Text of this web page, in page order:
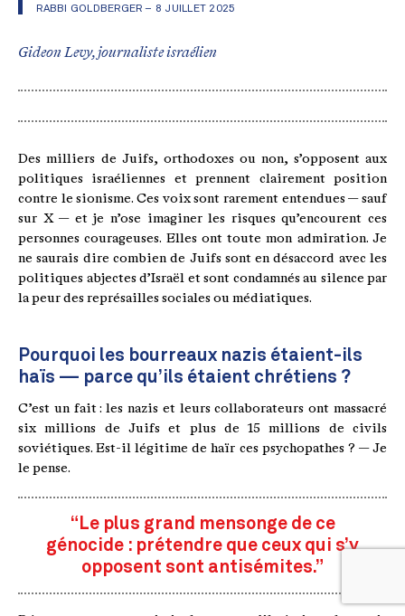
RABBI GOLDBERGER – 8 JUILLET 2025
Gideon Levy, journaliste israélien
Des milliers de Juifs, orthodoxes ou non, s’opposent aux
politiques israéliennes et prennent clairement position
contre le sionisme. Ces voix sont rarement entendues — sauf
sur X — et je n’ose imaginer les risques qu’encourent ces
personnes courageuses. Elles ont toute mon admiration. Je
ne saurais dire combien de Juifs sont en désaccord avec les
politiques abjectes d’Israël et sont condamnés au silence par
la peur des représailles sociales ou médiatiques.
Pourquoi les bourreaux nazis étaient-ils
haïs — parce qu’ils étaient chrétiens ?
C’est un fait : les nazis et leurs collaborateurs ont massacré
six millions de Juifs et plus de 15 millions de civils
soviétiques. Est-il légitime de haïr ces psychopathes ? — Je
le pense.
“Le plus grand mensonge de ce
génocide : prétendre que ceux qui s’y
opposent sont antisémites.”